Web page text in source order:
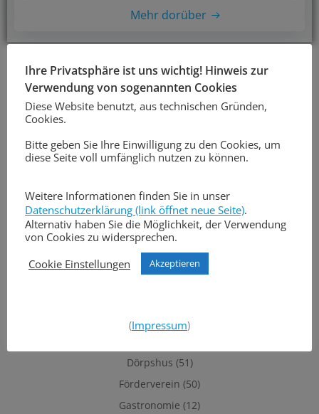
Mehr dorüber
for:
Allgemein
(42)
Dörpshus (51)
Förderverein (50)
Gastronomie (12)
Ihre Privatsphäre ist uns wichtig! Hinweis zur
Verwendung von sogenannten Cookies
Diese Website benutzt, aus technischen Gründen,
Cookies.
Bitte geben Sie Ihre Einwilligung zu den Cookies, um
diese Seite voll umfänglich nutzen zu können.
Weitere Informationen finden Sie in unser
Datenschutzerklärung (link öffnet neue Seite).
Alternativ haben Sie die Möglichkeit, der Verwendung
von Cookies zu widersprechen.
Cookie Einstellungen
Akzeptieren
(Impressum)